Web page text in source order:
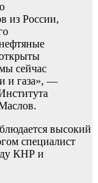
из России,
сейчас
и газа», —
высокий
специалист
КНР и